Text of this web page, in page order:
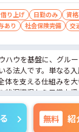
り上げ 日勤のみ
資
あり 社会保険完備 交
ハウを基盤に、グル
る法人です。単なる
体を支える仕組みを大
状況把握から日常支
できる環境があり、
す。「長く安心して
にしたい」方におす
無料 紹